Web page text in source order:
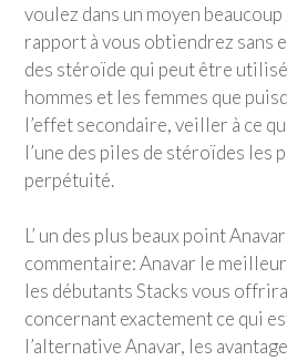
voulez dans un moyen
rapport à vous obtiendrez sans
des stéroïde qui peut être
hommes et les femmes que
l’effet secondaire, veiller à ce
l’une des piles de stéroïdes les
perpétuité.
L’ un des plus beaux point
commentaire: Anavar le
les débutants Stacks vous
concernant exactement ce qui
l’alternative Anavar, les